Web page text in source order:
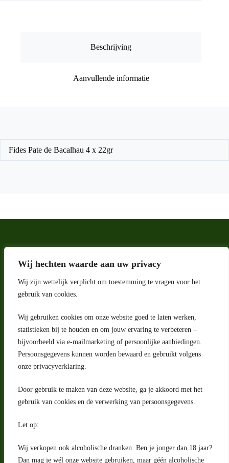
Wij hechten waarde aan uw privacy
Wij zijn wettelijk verplicht om toestemming te vragen voor het
gebruik van cookies.
Wij gebruiken cookies om onze website goed te laten werken,
statistieken bij te houden en om jouw ervaring te verbeteren –
bijvoorbeeld via e-mailmarketing of persoonlijke aanbiedingen.
Persoonsgegevens kunnen worden bewaard en gebruikt volgens
onze privacyverklaring.
Door gebruik te maken van deze website, ga je akkoord met het
gebruik van cookies en de verwerking van persoonsgegevens.
Let op:
Wij verkopen ook alcoholische dranken. Ben je jonger dan 18 jaar?
Dan mag je wél onze website gebruiken, maar géén alcoholische
Beschrijving
Aanvullende informatie
Fides Pate de Bacalhau 4 x 22gr
Adres
Riga 4 E
2993 LW Barendrecht
Nederland
Contact
klantenservice@portugeseproducten.nl
Facebook
Herroepingsrecht